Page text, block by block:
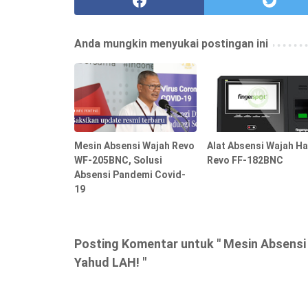
Anda mungkin menyukai postingan ini
Mesin Absensi Wajah Revo
WF-205BNC, Solusi
Absensi Pandemi Covid-
19
Alat Absensi Wajah
Revo FF-182BNC
Posting Komentar untuk " Mesin
Yahud LAH! "